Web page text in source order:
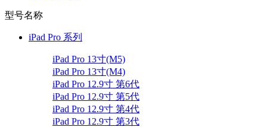
型号名称
iPad Pro 系列
iPad Pro 13寸(M5)
iPad Pro 13寸(M4)
iPad Pro 12.9寸 第6代
iPad Pro 12.9寸 第5代
iPad Pro 12.9寸 第4代
iPad Pro 12.9寸 第3代